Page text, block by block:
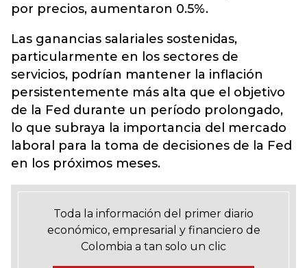
por precios, aumentaron 0.5%.
Las ganancias salariales sostenidas,
particularmente en los sectores de
servicios, podrían mantener la inflación
persistentemente más alta que el objetivo
de la Fed durante un período prolongado,
lo que subraya la importancia del mercado
laboral para la toma de decisiones de la Fed
en los próximos meses.
Toda la información del primer diario
económico, empresarial y financiero de
Colombia a tan solo un clic